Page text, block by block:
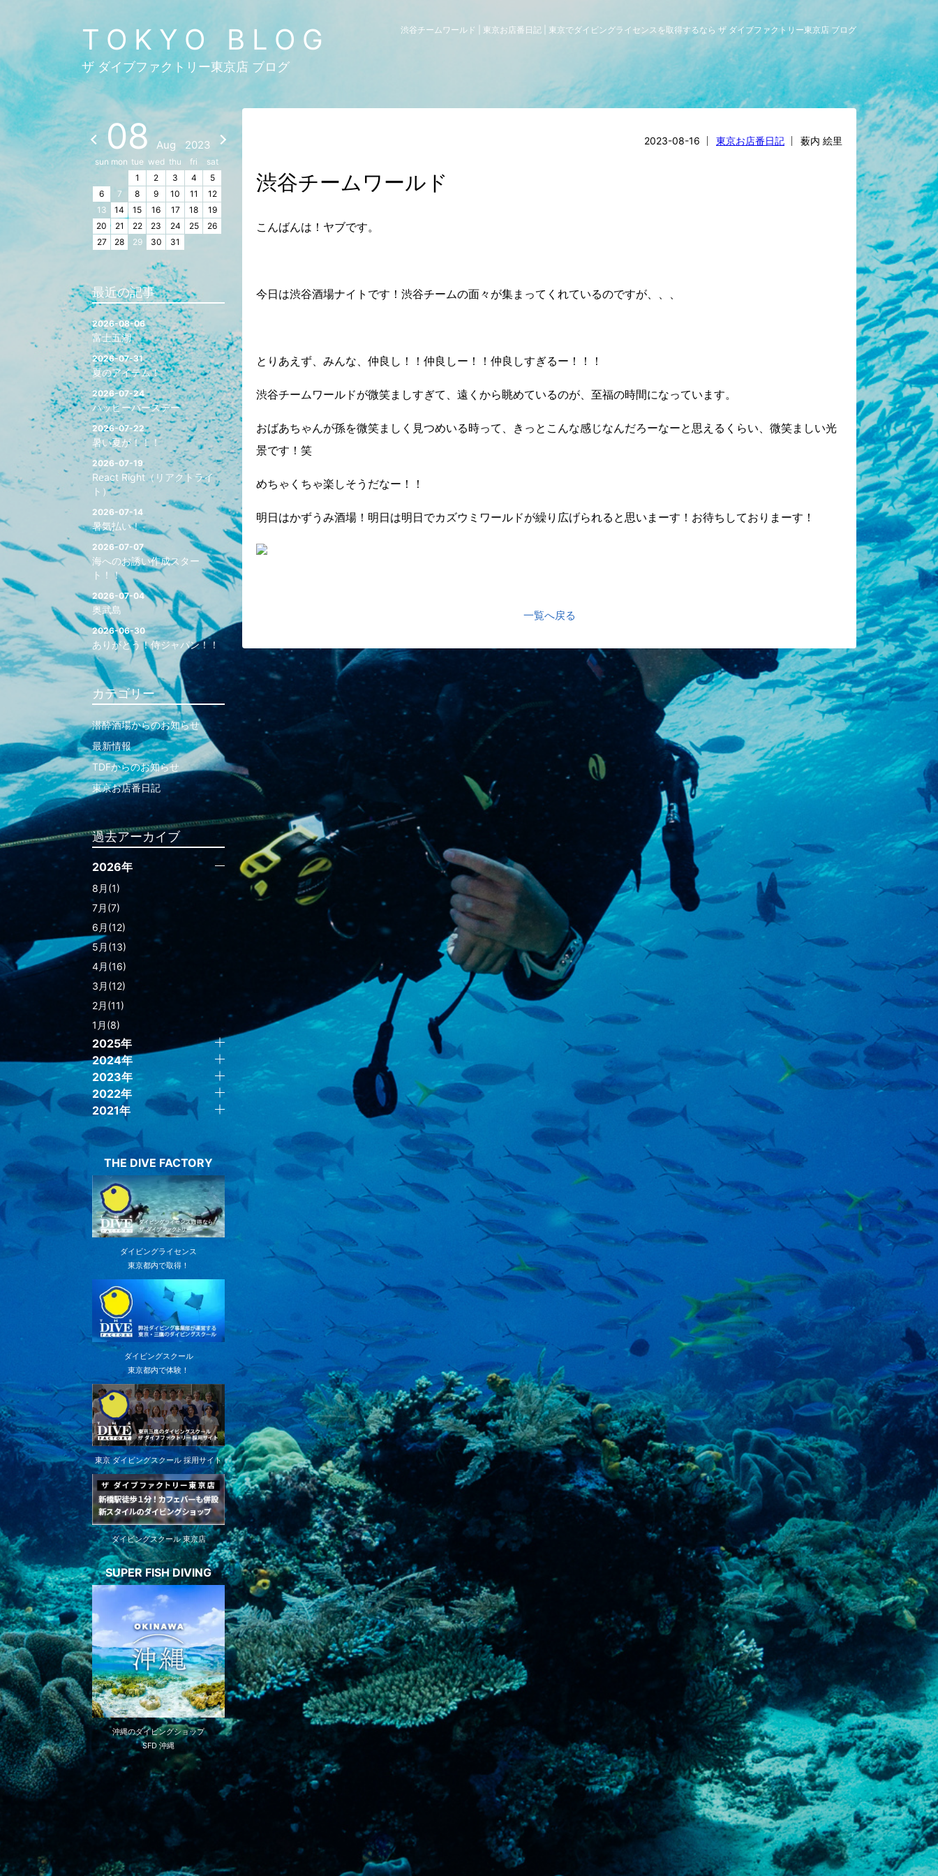
TOKYO BLOG
ザ ダイブファクトリー東京店 ブログ
渋谷チームワールド | 東京お店番日記 | 東京でダイビングライセンスを取得するなら ザ ダイブファクトリー東京店 ブログ
2023-08-16 東京お店番日記 薮内 絵里
渋谷チームワールド
こんばんは！ヤブです。
今日は渋谷酒場ナイトです！渋谷チームの面々が集まってくれているのですが、、、
とりあえず、みんな、仲良し！！仲良しー！！仲良しすぎるー！！！
渋谷チームワールドが微笑ましすぎて、遠くから眺めているのが、至福の時間になっています。
おばあちゃんが孫を微笑ましく見つめいる時って、きっとこんな感じなんだろーなーと思えるくらい、微笑ましい光
景です！笑
めちゃくちゃ楽しそうだなー！！
明日はかずうみ酒場！明日は明日でカズウミワールドが繰り広げられると思いまーす！お待ちしておりまーす！
一覧へ戻る
08 Aug 2023
sun mon tue wed thu fri
sat
1
2 3 4
5
6
7 8 9 10 11
12
13
14 15 16 17 18
19
20
21 22 23 24 25
26
27
28 29 30 31
最近の記事
2026-08-06
富士五湖
2026-07-31
夏のアイテム！
2026-07-24
ハッピーバースデー
2026-07-22
暑い夏が！！！
2026-07-19
React Right（リアクトライ
ト）
2026-07-14
暑気払い！
2026-07-07
海へのお誘い作成スター
ト！！
2026-07-04
奥武島
2026-06-30
ありがとう！侍ジャパン！！
カテゴリー
潜酔酒場からのお知らせ
最新情報
TDFからのお知らせ
東京お店番日記
過去アーカイブ
2026年
8月(1)
7月(7)
6月(12)
5月(13)
4月(16)
3月(12)
2月(11)
1月(8)
2025年
2024年
2023年
2022年
2021年
THE DIVE FACTORY
ダイビングライセンス
東京都内で取得！
ダイビングスクール
東京都内で体験！
東京 ダイビングスクール 採用サイト
ダイビングスクール 東京店
SUPER FISH DIVING
沖縄のダイビングショップ
SFD 沖縄